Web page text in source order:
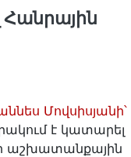
Հանրային
Մովսիսյանի՝
է կատարել
աշխատանքային